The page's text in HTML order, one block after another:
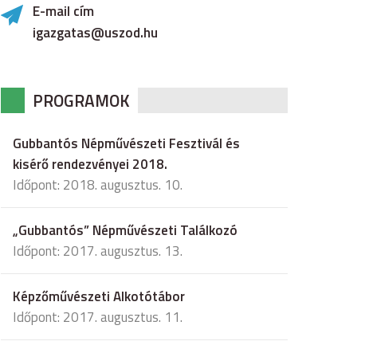
E-mail cím
igazgatas@uszod.hu
PROGRAMOK
Gubbantós Népművészeti Fesztivál és
kisérő rendezvényei 2018.
Időpont: 2018. augusztus. 10.
„Gubbantós” Népművészeti Találkozó
Időpont: 2017. augusztus. 13.
Képzőművészeti Alkotótábor
Időpont: 2017. augusztus. 11.